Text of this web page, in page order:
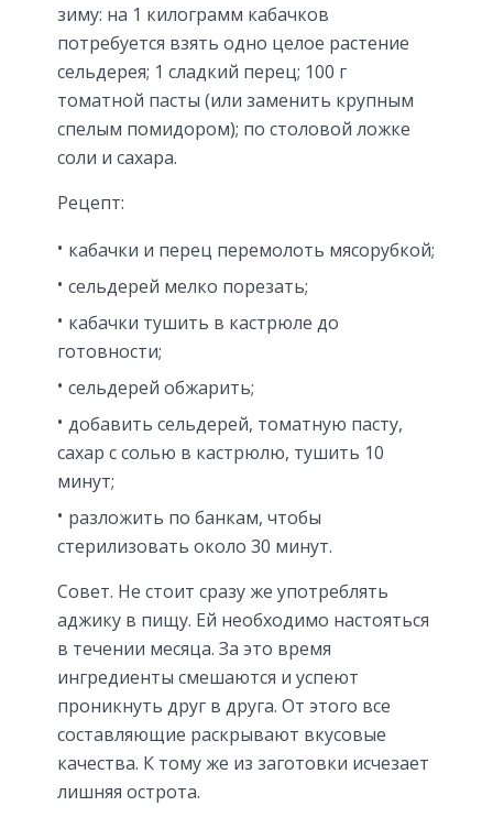
зиму: на 1 килограмм кабачков
потребуется взять одно целое растение
сельдерея; 1 сладкий перец; 100 г
томатной пасты (или заменить крупным
спелым помидором); по столовой ложке
соли и сахара.
Рецепт:
кабачки и перец перемолоть мясорубкой;
сельдерей мелко порезать;
кабачки тушить в кастрюле до
готовности;
сельдерей обжарить;
добавить сельдерей, томатную пасту,
сахар с солью в кастрюлю, тушить 10
минут;
разложить по банкам, чтобы
стерилизовать около 30 минут.
Совет. Не стоит сразу же употреблять
аджику в пищу. Ей необходимо настояться
в течении месяца. За это время
ингредиенты смешаются и успеют
проникнуть друг в друга. От этого все
составляющие раскрывают вкусовые
качества. К тому же из заготовки исчезает
лишняя острота.